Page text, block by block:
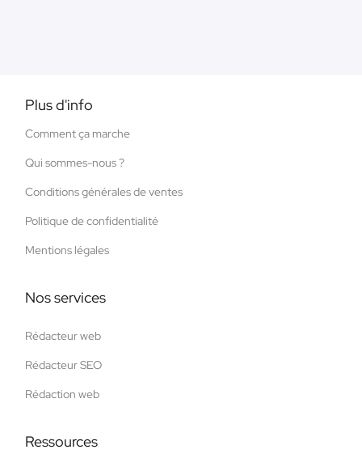
Plus d'info
Comment ça marche
Qui sommes-nous ?
Conditions générales de ventes
Politique de confidentialité
Mentions légales
Nos services
Rédacteur web
Rédacteur SEO
Rédaction web
Ressources